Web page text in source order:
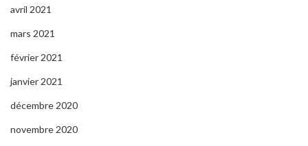
avril 2021
mars 2021
février 2021
janvier 2021
décembre 2020
novembre 2020